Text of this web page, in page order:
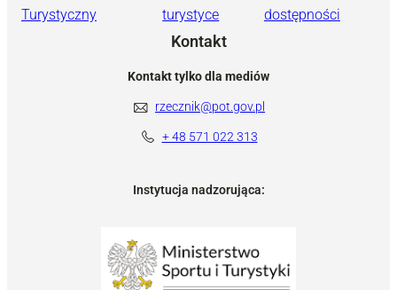
Turystyczny
turystyce
dostępności
Kontakt
Kontakt tylko dla mediów
rzecznik@pot.gov.pl
+ 48 571 022 313
Instytucja nadzorująca: